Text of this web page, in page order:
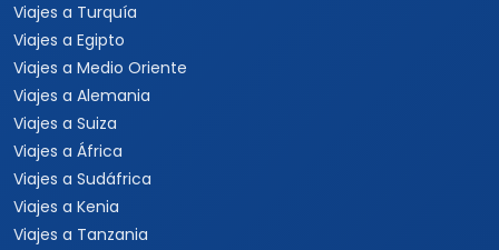
Viajes a Turquía
Viajes a Egipto
Viajes a Medio Oriente
Viajes a Alemania
Viajes a Suiza
Viajes a África
Viajes a Sudáfrica
Viajes a Kenia
Viajes a Tanzania